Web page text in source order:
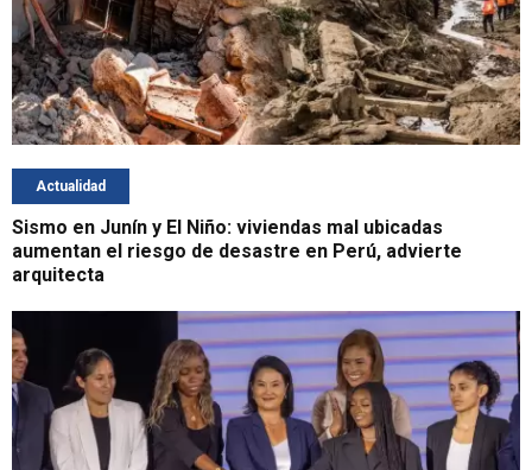
Actualidad
Sismo en Junín y El Niño: viviendas mal ubicadas
aumentan el riesgo de desastre en Perú, advierte
arquitecta